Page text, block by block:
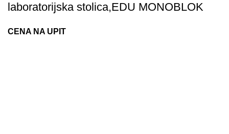
laboratorijska stolica,EDU MONOBLOK
CENA NA UPIT